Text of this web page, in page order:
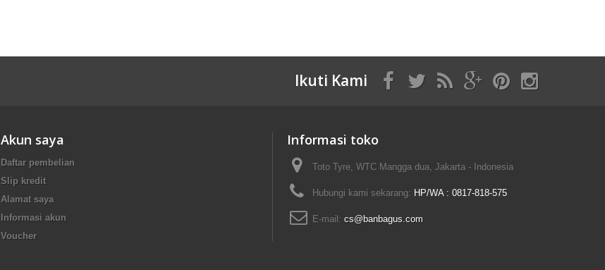
Ikuti Kami
Akun saya
Daftar pembelian
Slip kredit
Alamat saya
Informasi akun
Voucher
Informasi toko
Toto Tyre, WTC Mangga dua, Jakarta - Indonesia
Hubungi kami sekarang: HP/WA : 0817-818-575
E-mail: cs@banbagus.com